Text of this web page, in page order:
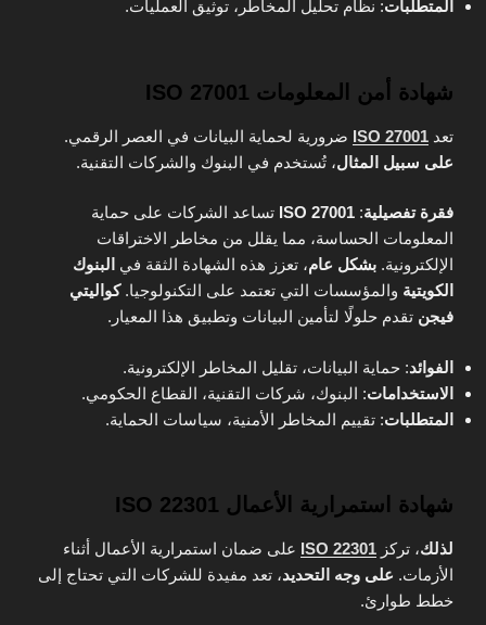
المتطلبات: نظام تحليل المخاطر، توثيق العمليات.
شهادة أمن المعلومات ISO 27001
تعد ISO 27001 ضرورية لحماية البيانات في العصر الرقمي.
على سبيل المثال، تُستخدم في البنوك والشركات التقنية.
فقرة تفصيلية:
ISO 27001 تساعد الشركات على حماية
المعلومات الحساسة، مما يقلل من مخاطر الاختراقات
الإلكترونية. بشكل عام، تعزز هذه الشهادة الثقة في البنوك
الكويتية والمؤسسات التي تعتمد على التكنولوجيا.كواليتي
فيجن تقدم حلولًا لتأمين البيانات وتطبيق هذا المعيار.
الفوائد: حماية البيانات، تقليل المخاطر الإلكترونية.
الاستخدامات: البنوك، شركات التقنية، القطاع الحكومي.
المتطلبات: تقييم المخاطر الأمنية، سياسات الحماية.
شهادة استمرارية الأعمال ISO 22301
لذلك، تركز ISO 22301 على ضمان استمرارية الأعمال أثناء
الأزمات. على وجه التحديد، تعد مفيدة للشركات التي تحتاج إلى
خطط طوارئ.